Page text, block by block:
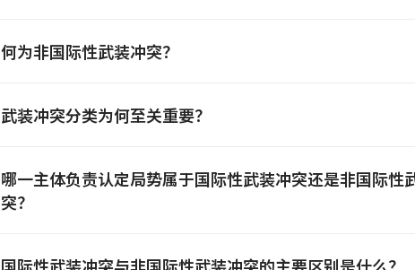
何为非国际性武装冲突？
武装冲突分类为何至关重要？
哪一主体负责认定局势属于国际性武装冲突还是非国际性
突？
国际性武装冲突与非国际性武装冲突的主要区别是什么？